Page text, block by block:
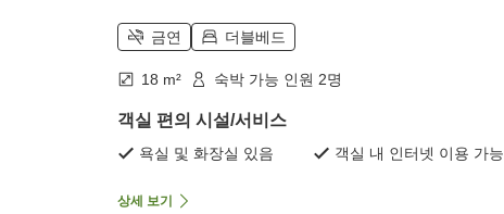
금연 더블베드
18 m² 숙박 가능 인원 2명
객실 편의 시설/서비스
욕실 및 화장실 있음 객실 내 인터넷 이용 가능
상세 보기